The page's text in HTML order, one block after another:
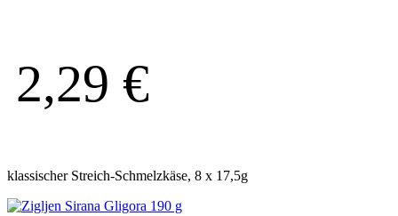
2,29 €
klassischer Streich-Schmelzkäse, 8 x 17,5g